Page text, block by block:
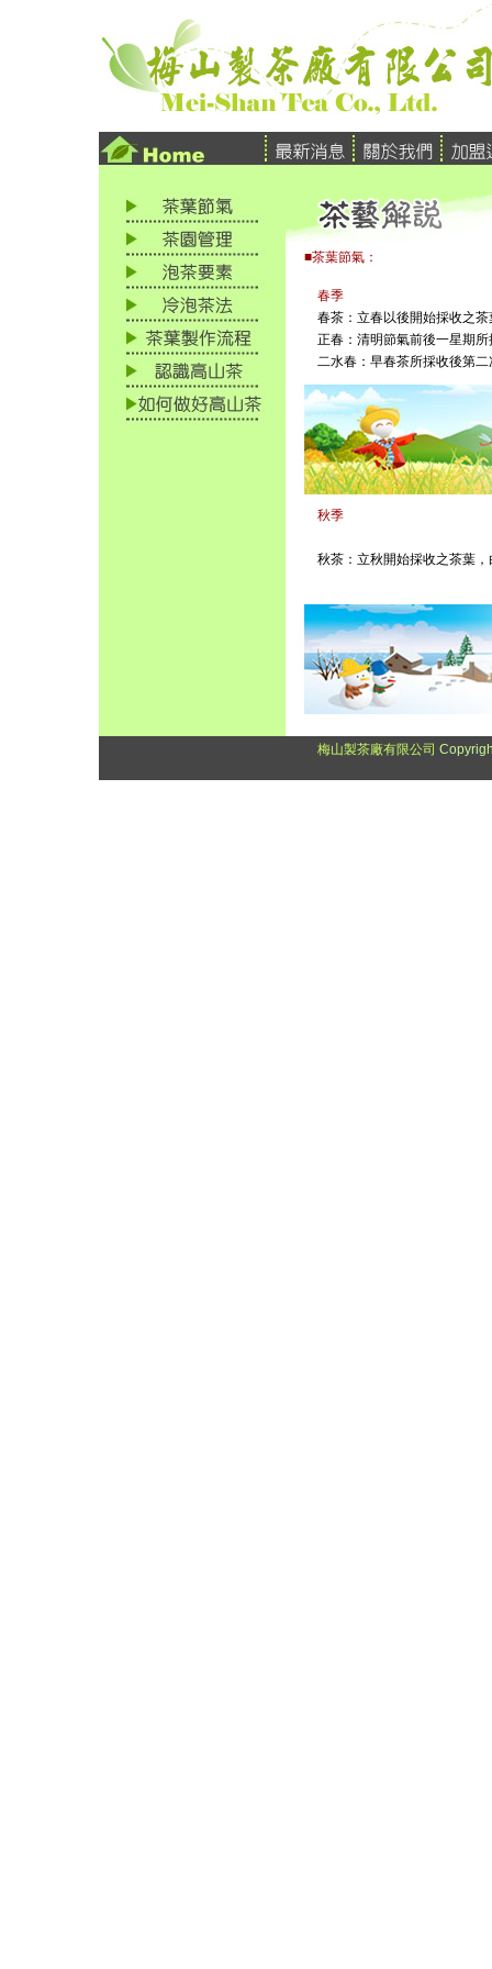
■茶葉節氣：
春季
春茶：立春以後開始採收之茶
正春：清明節氣前後一星期所
二水春：早春茶所採收後第二
秋季
秋茶：立秋開始採收之茶葉，
梅山製茶廠有限公司